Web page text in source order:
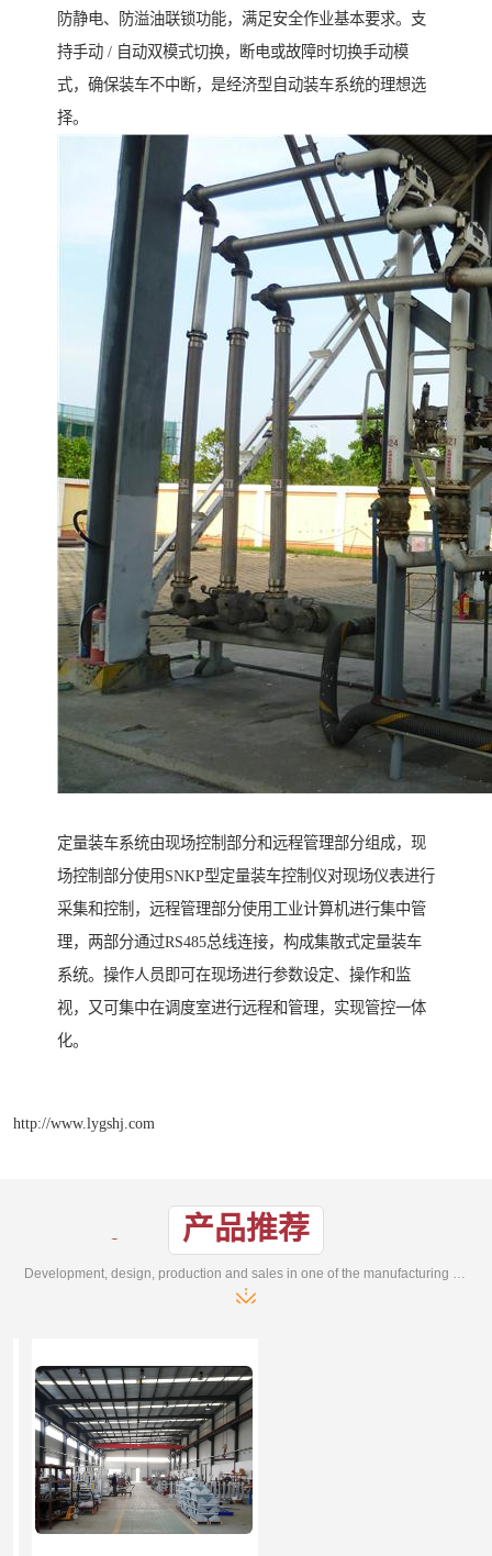
防静电、防溢油联锁功能，满足安全作业基本要求。支
持手动 / 自动双模式切换，断电或故障时切换手动模
式，确保装车不中断，是经济型自动装车系统的理想选
择。
定量装车系统由现场控制部分和远程管理部分组成，现
场控制部分使用SNKP型定量装车控制仪对现场仪表进行
采集和控制，远程管理部分使用工业计算机进行集中管
理，两部分通过RS485总线连接，构成集散式定量装车
系统。操作人员即可在现场进行参数设定、操作和监
视，又可集中在调度室进行远程和管理，实现管控一体
化。
http://www.lygshj.com
产品推荐